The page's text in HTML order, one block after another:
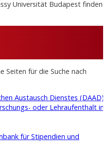
Universität Budapest finden
Seiten für die Suche nach
Austausch Dienstes (DAAD)
oder Lehraufenthalt im
für Stipendien und